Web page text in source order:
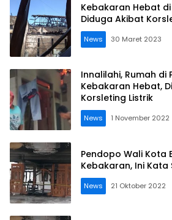
Kebakaran Hebat
Diduga Akibat
News 30 Maret 2023
Innalilahi, Rumah
Kebakaran Hebat,
Korsleting Listrik
News 1 November 2022
Pendopo Wali Kota
Kebakaran, Ini Kata
News 21 Oktober 2022